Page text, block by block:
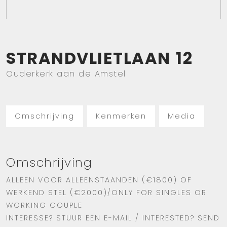
STRANDVLIETLAAN 12
Ouderkerk aan de Amstel
Omschrijving Kenmerken Media
Omschrijving
ALLEEN VOOR ALLEENSTAANDEN (€1800) OF
WERKEND STEL (€2000)/ONLY FOR SINGLES OR
WORKING COUPLE
INTERESSE? STUUR EEN E-MAIL / INTERESTED? SEND